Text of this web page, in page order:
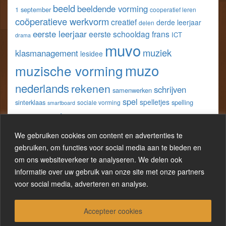
We gebruiken cookies om content en advertenties te
gebruiken, om functies voor social media aan te bieden en
om ons websiteverkeer te analyseren. We delen ook
informatie over uw gebruik van onze site met onze partners
voor social media, adverteren en analyse.
Accepteer cookies
Facebook
TwitterPinterest
LinkedIn
1 september beeld beeldende vorming cooperatief leren
coöperatieve werkvorm creatief delen derde leerjaar
drama eerste leerjaareerste schooldag frans ICT
klasmanagement lesidee muvo muziek
muzische vorming muzo
nederlandsrekenen samenwerken schrijven
sinterklaas smartboard sociale vorming spel spelletjes spelling
taal techniek
leerjaar w.o.wereldoriëntatiewerkblad
werkbladen werowiskundewo zelfevaluatie
zelfreflectie zesde leerjaar
Proudly powered by WordPress|Theme:LineDay.